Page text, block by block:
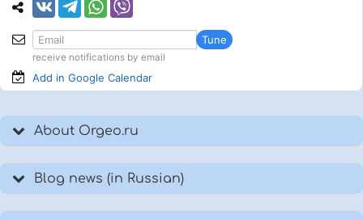
Tune
receive notifications by email
Add in Google Calendar
About Orgeo.ru
Blog news (in Russian)